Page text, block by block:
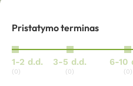
Pristatymo terminas
1-2 d.d.
(0)
3-5 d.d.
(0)
6-10
(0)